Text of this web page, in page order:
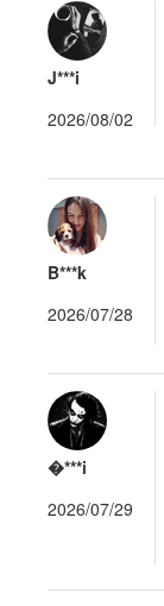
J***i
2026/08/02
B***k
2026/07/28
�***i
2026/07/29